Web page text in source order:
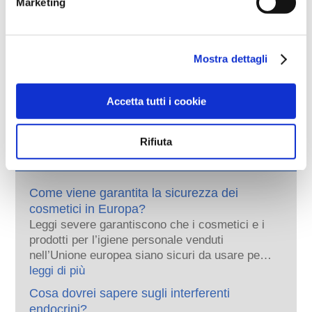
Mostra dettagli
Accetta tutti i cookie
Rifiuta
Regolamentare i cosmetici
potrebbero applicarsi agli ingredienti cosmetici al di
Capire i cosmetici
Come viene garantita la sicurezza dei
cosmetici in Europa?
Leggi severe garantiscono che i cosmetici e i
prodotti per l’igiene personale venduti
nell’Unione europea siano sicuri da usare per
le persone. Le aziende e le autorità di
regolamentazione nazionali ed europee
condividono la responsabilità di mantenere
leggi di più
Cosa dovrei sapere sugli interferenti
endocrini?